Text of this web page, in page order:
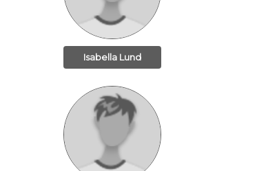
Isabella Lund